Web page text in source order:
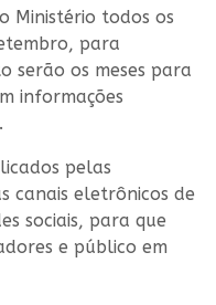
Ministério todos os
para
serão os meses para
informações
pelas
canais eletrônicos de
sociais, para que
e público em